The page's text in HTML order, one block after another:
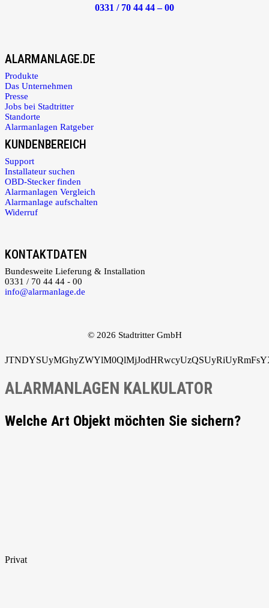
0331 / 70 44 44 – 00
ALARMANLAGE.DE
Produkte
Das Unternehmen
Presse
Jobs bei Stadtritter
Standorte
Alarmanlagen Ratgeber
KUNDENBEREICH
Support
Installateur suchen
OBD-Stecker finden
Alarmanlagen Vergleich
Alarmanlage aufschalten
Widerruf
KONTAKTDATEN
Bundesweite Lieferung & Installation
0331 / 70 44 44 - 00
info@alarmanlage.de
© 2026 Stadtritter GmbH
ALARMANLAGEN KALKULATOR
Welche Art Objekt möchten Sie sichern?
Privat